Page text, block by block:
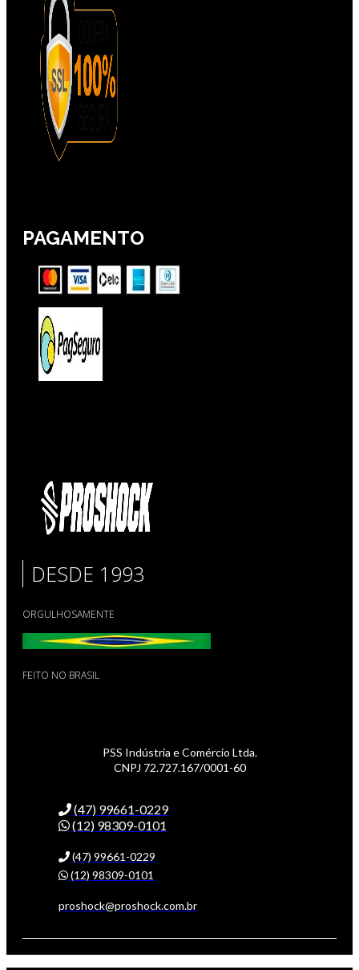
PAGAMENTO
DESDE 1993
ORGULHOSAMENTE
FEITO NO BRASIL
PSS Indústria e Comércio Ltda.
CNPJ 72.727.167/0001-60
(47) 99661-0229
(12) 98309-0101
(47) 99661-0229
(12) 98309-0101
proshock@proshock.com.br